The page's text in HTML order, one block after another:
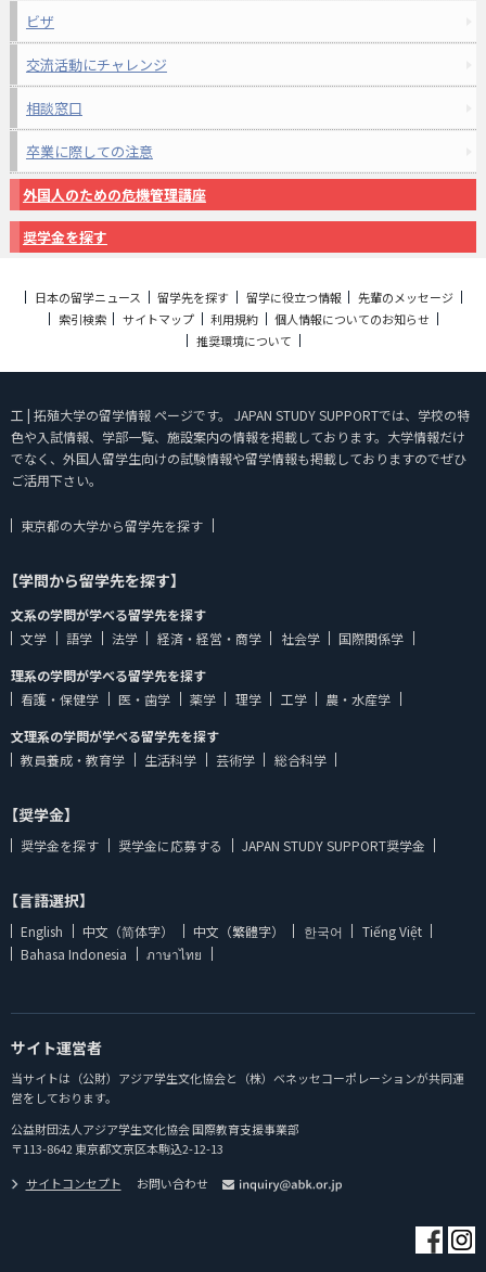
ビザ
交流活動にチャレンジ
相談窓口
卒業に際しての注意
外国人のための危機管理講座
奨学金を探す
日本の留学ニュース 留学先を探す 留学に役立つ情報
先輩のメッセージ
索引検索
サイトマップ 利用規約
個人情報についてのお知らせ
推奨環境について
工 | 拓殖大学の留学情報 ページです。 JAPAN STUDY SUPPORTでは、学校の特
色や入試情報、学部一覧、施設案内の情報を掲載しております。大学情報だけ
でなく、外国人留学生向けの試験情報や留学情報も掲載しておりますのでぜひ
ご活用下さい。
東京都の大学から留学先を探す
【学問から留学先を探す】
文系の学問が学べる留学先を探す
文学
語学 法学 経済・経営・商学 社会学
国際関係学
理系の学問が学べる留学先を探す
看護・保健学
医・歯学 薬学 理学 工学
農・水産学
文理系の学問が学べる留学先を探す
教員養成・教育学
生活科学 芸術学 総合科学
【奨学金】
奨学金を探す 奨学金に応募する JAPAN STUDY SUPPORT奨学金
【言語選択】
English 中文（简体字） 中文（繁體字） 한국어
Tiếng Việt
Bahasa Indonesia
ภาษาไทย
サイト運営者
当サイトは（公財）アジア学生文化協会と（株）ベネッセコーポレーションが共同運
営をしております。
公益財団法人アジア学生文化協会 国際教育支援事業部
〒113-8642 東京都文京区本駒込2-12-13
サイトコンセプト
お問い合わせ